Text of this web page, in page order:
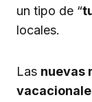
un tipo de “
locales.
Las nuevas